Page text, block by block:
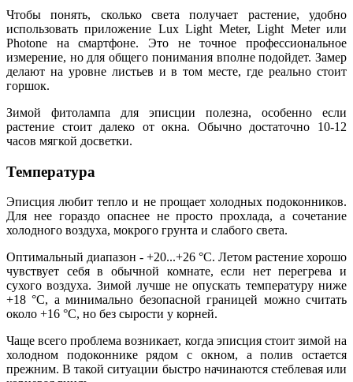
Чтобы понять, сколько света получает растение, удобно
использовать приложение Lux Light Meter, Light Meter или
Photone на смартфоне. Это не точное профессиональное
измерение, но для общего понимания вполне подойдет. Замер
делают на уровне листьев и в том месте, где реально стоит
горшок.
Зимой фитолампа для эписции полезна, особенно если
растение стоит далеко от окна. Обычно достаточно 10-12
часов мягкой досветки.
Температура
Эписция любит тепло и не прощает холодных подоконников.
Для нее гораздо опаснее не просто прохлада, а сочетание
холодного воздуха, мокрого грунта и слабого света.
Оптимальный диапазон - +20...+26 °C. Летом растение хорошо
чувствует себя в обычной комнате, если нет перегрева и
сухого воздуха. Зимой лучше не опускать температуру ниже
+18 °C, а минимально безопасной границей можно считать
около +16 °C, но без сырости у корней.
Чаще всего проблема возникает, когда эписция стоит зимой на
холодном подоконнике рядом с окном, а полив остается
прежним. В такой ситуации быстро начинаются стеблевая или